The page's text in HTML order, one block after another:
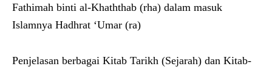
Fathimah binti al-Khaththab (rha) dalam masuk
Islamnya Hadhrat ‘Umar (ra)
Penjelasan berbagai Kitab Tarikh (Sejarah) dan Kitab-